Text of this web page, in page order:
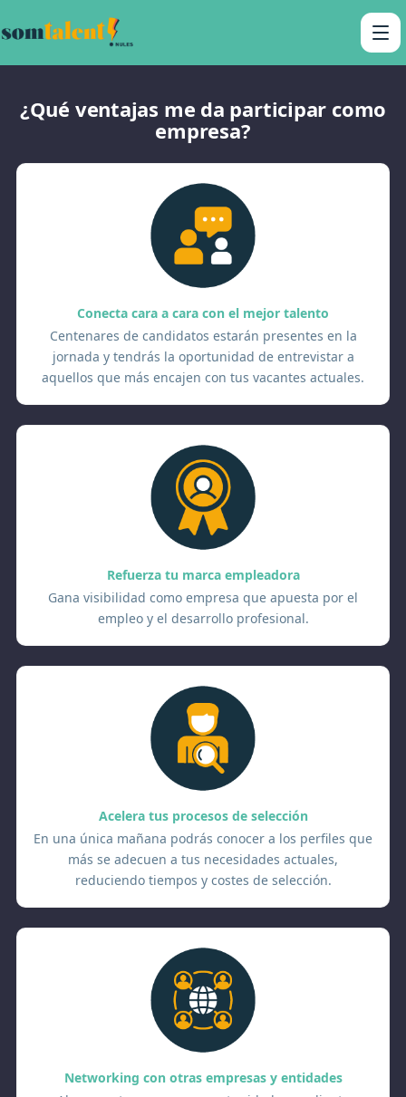
¿Qué ventajas me da participar como
empresa?
Conecta cara a cara con el mejor talento
Centenares de candidatos estarán presentes en la
jornada y tendrás la oportunidad de entrevistar a
aquellos que más encajen con tus vacantes actuales.
Refuerza tu marca empleadora
Gana visibilidad como empresa que apuesta por el
empleo y el desarrollo profesional.
Acelera tus procesos de selección
En una única mañana podrás conocer a los perfiles que
más se adecuen a tus necesidades actuales,
reduciendo tiempos y costes de selección.
Networking con otras empresas y entidades